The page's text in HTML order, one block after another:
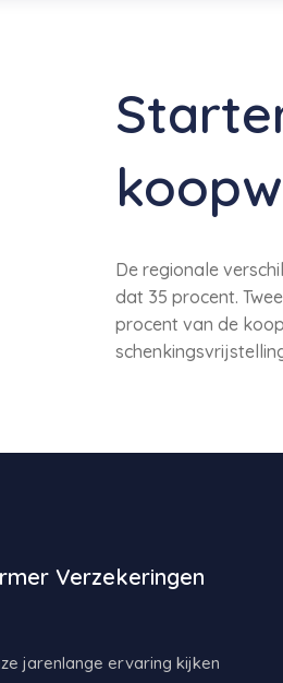
De regionale
dat 35 procent.
procent van de
Verzekeringen
jarenlange ervaring kijken